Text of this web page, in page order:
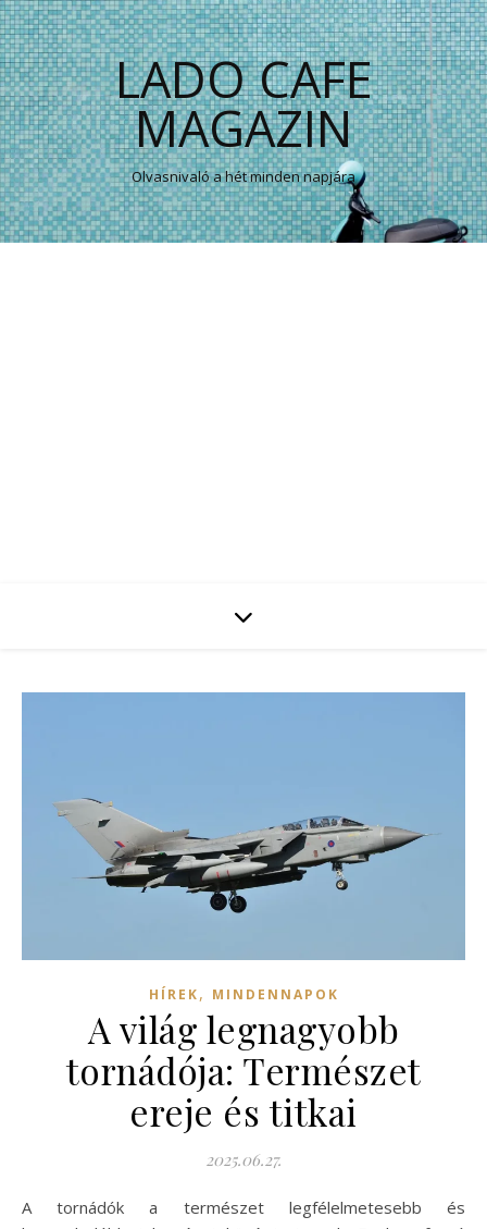
LADO CAFE
MAGAZIN
Olvasnivaló a hét minden napjára
HÍREK, MINDENNAPOK
A világ legnagyobb
tornádója: Természet
ereje és titkai
2025.06.27.
A tornádók a természet legfélelmetesebb és